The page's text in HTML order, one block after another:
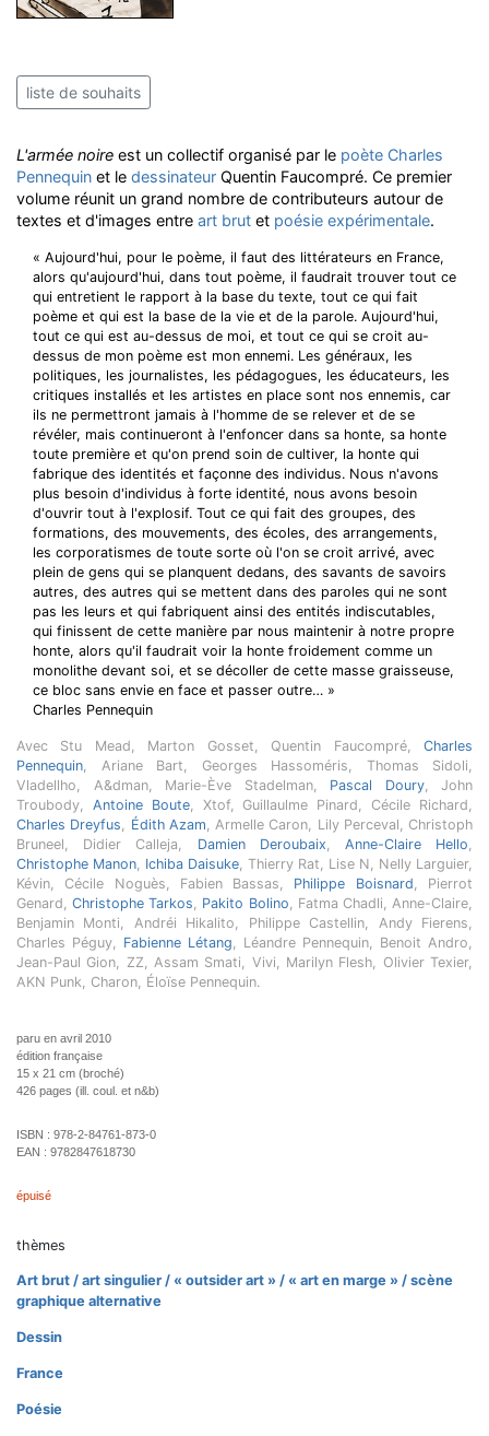
liste de souhaits
L'armée noire est un collectif organisé par le poète Charles
Pennequin et le dessinateur Quentin Faucompré. Ce premier
volume réunit un grand nombre de contributeurs autour de
textes et d'images entre art brut et poésie expérimentale.
« Aujourd'hui, pour le poème, il faut des littérateurs en France,
alors qu'aujourd'hui, dans tout poème, il faudrait trouver tout ce
qui entretient le rapport à la base du texte, tout ce qui fait
poème et qui est la base de la vie et de la parole. Aujourd'hui,
tout ce qui est au-dessus de moi, et tout ce qui se croit au-
dessus de mon poème est mon ennemi. Les généraux, les
politiques, les journalistes, les pédagogues, les éducateurs, les
critiques installés et les artistes en place sont nos ennemis, car
ils ne permettront jamais à l'homme de se relever et de se
révéler, mais continueront à l'enfoncer dans sa honte, sa honte
toute première et qu'on prend soin de cultiver, la honte qui
fabrique des identités et façonne des individus. Nous n'avons
plus besoin d'individus à forte identité, nous avons besoin
d'ouvrir tout à l'explosif. Tout ce qui fait des groupes, des
formations, des mouvements, des écoles, des arrangements,
les corporatismes de toute sorte où l'on se croit arrivé, avec
plein de gens qui se planquent dedans, des savants de savoirs
autres, des autres qui se mettent dans des paroles qui ne sont
pas les leurs et qui fabriquent ainsi des entités indiscutables,
qui finissent de cette manière par nous maintenir à notre propre
honte, alors qu'il faudrait voir la honte froidement comme un
monolithe devant soi, et se décoller de cette masse graisseuse,
ce bloc sans envie en face et passer outre… »
Charles Pennequin
Avec Stu Mead, Marton Gosset, Quentin Faucompré, Charles
Pennequin, Ariane Bart, Georges Hassoméris, Thomas Sidoli,
Vladellho, A&dman, Marie-Ève Stadelman, Pascal Doury, John
Troubody, Antoine Boute, Xtof, Guillaulme Pinard, Cécile Richard,
Charles Dreyfus, Édith Azam, Armelle Caron, Lily Perceval, Christoph
Bruneel, Didier Calleja, Damien Deroubaix, Anne-Claire Hello,
Christophe Manon, Ichiba Daisuke, Thierry Rat, Lise N, Nelly Larguier,
Kévin, Cécile Noguès, Fabien Bassas, Philippe Boisnard, Pierrot
Genard,Christophe Tarkos, Pakito Bolino, Fatma Chadli, Anne-Claire,
Benjamin Monti, Andréi Hikalito, Philippe Castellin, Andy Fierens,
Charles Péguy, Fabienne Létang, Léandre Pennequin, Benoit Andro,
Jean-Paul Gion, ZZ, Assam Smati, Vivi, Marilyn Flesh, Olivier Texier,
AKN Punk, Charon, Éloïse Pennequin.
paru en avril 2010
édition française
15 x 21 cm (broché)
426 pages (ill. coul. et n&b)
ISBN : 978-2-84761-873-0
EAN : 9782847618730
épuisé
thèmes
Art brut / art singulier / « outsider art » / « art en marge » / scène
graphique alternative
Dessin
France
Poésie